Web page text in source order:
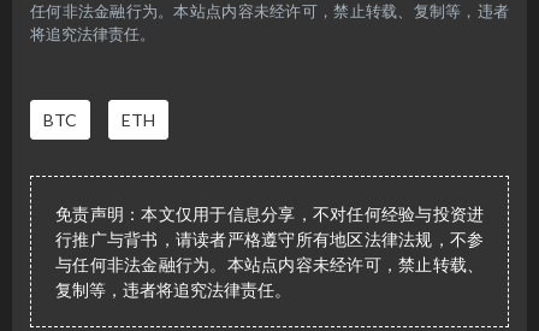
任何非法金融行为。本站点内容未经许可，禁止转载、复制等，违者
将追究法律责任。
BTC ETH
免责声明：本文仅用于信息分享，不对任何经验与投资进
行推广与背书，请读者严格遵守所有地区法律法规，不参
与任何非法金融行为。本站点内容未经许可，禁止转载、
复制等，违者将追究法律责任。